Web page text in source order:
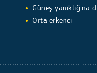
Güneş yanıklığına
Orta erkenci